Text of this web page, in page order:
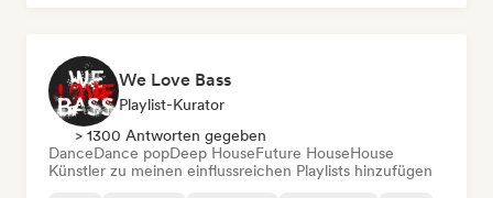
We Love Bass
Playlist-Kurator
> 1300 Antworten gegeben
DanceDance popDeep HouseFuture HouseHouse
Künstler zu meinen einflussreichen Playlists hinzufügen